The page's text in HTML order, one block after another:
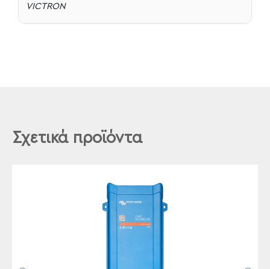
VICTRON
Σχετικά προϊόντα